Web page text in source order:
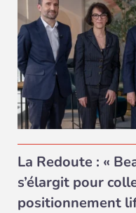
La Redoute : «
s’élargit pour
positionnement